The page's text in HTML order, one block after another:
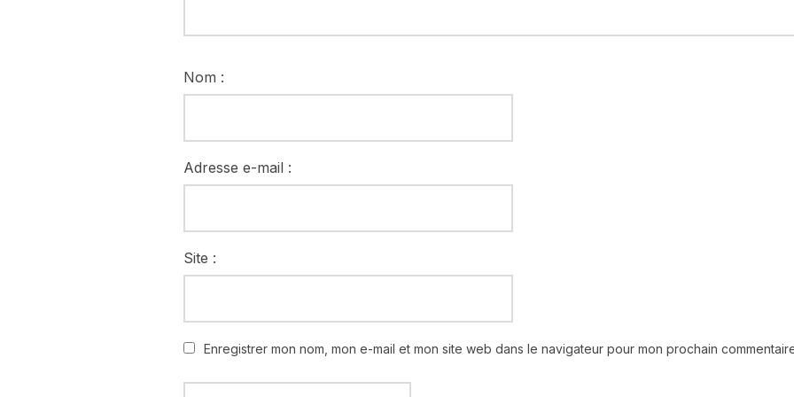
Nom :
Adresse e-mail :
Site :
Enregistrer mon nom, mon e-mail et mon site web dans le navigateur pour mon prochain